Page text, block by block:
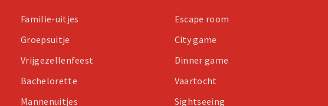
Familie-uitjes
Groepsuitje
Vrijgezellenfeest
Bachelorette
Mannenuitjes
Escape room
City game
Dinner game
Vaartocht
Sightseeing